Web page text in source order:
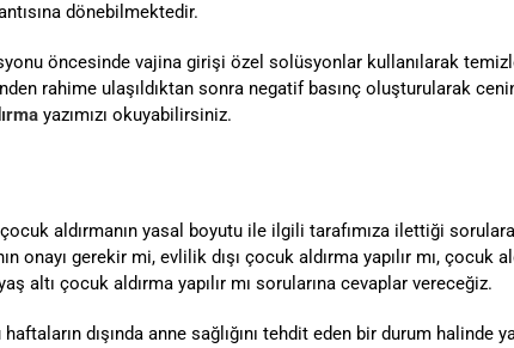
dönebilmektedir.
öncesinde vajina girişi özel solüsyonlar kullanılarak
rahime ulaşıldıktan sonra negatif basınç oluşturularak
yazımızı okuyabilirsiniz.
aldırmanın yasal boyutu ile ilgili tarafımıza ilettiği
onayı gerekir mi, evlilik dışı çocuk aldırma yapılır mı, çocuk
altı çocuk aldırma yapılır mı sorularına cevaplar vereceğiz.
dışında anne sağlığını tehdit eden bir durum halinde